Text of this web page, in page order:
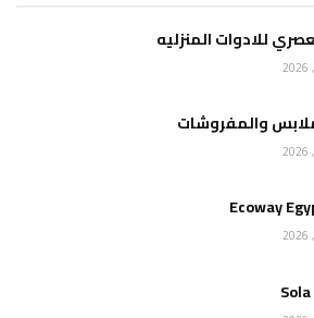
للادوات المنزليه
والمفروشات
Ecoway